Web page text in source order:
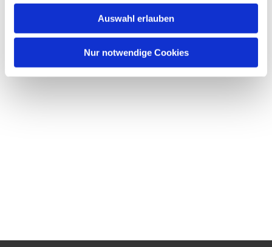
Auswahl erlauben
Nur notwendige Cookies